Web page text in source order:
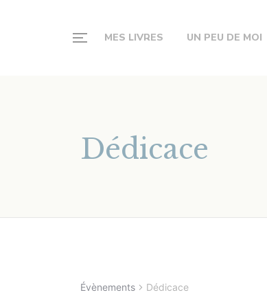
MES LIVRES UN PEU DE MOI
Dédicace
Évènements Dédicace